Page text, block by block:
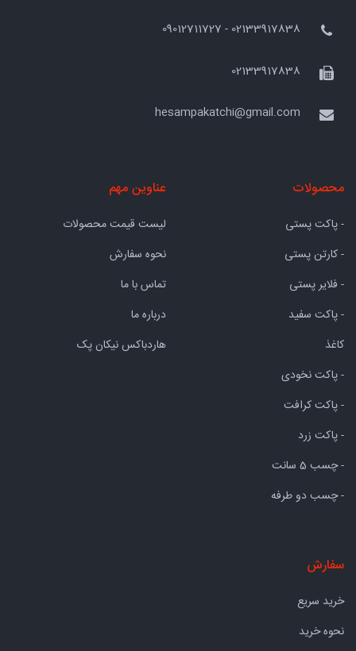
02133917838 - 09012711727
02133917838
hesampakatchi@gmail.com
محصولات
- پاکت پستی
- کارتن پستی
- فلایر پستی
- پاکت سفید
کاغذ
- پاکت نخودی
- پاکت کرافت
- پاکت زرد
- چسب 5 سانت
- چسب دو طرفه
عناوین مهم
لیست قیمت محصولات
نحوه سفارش
تماس با ما
درباره ما
هاردباکس نیکان پک
سفارش
خرید سریع
نحوه خرید